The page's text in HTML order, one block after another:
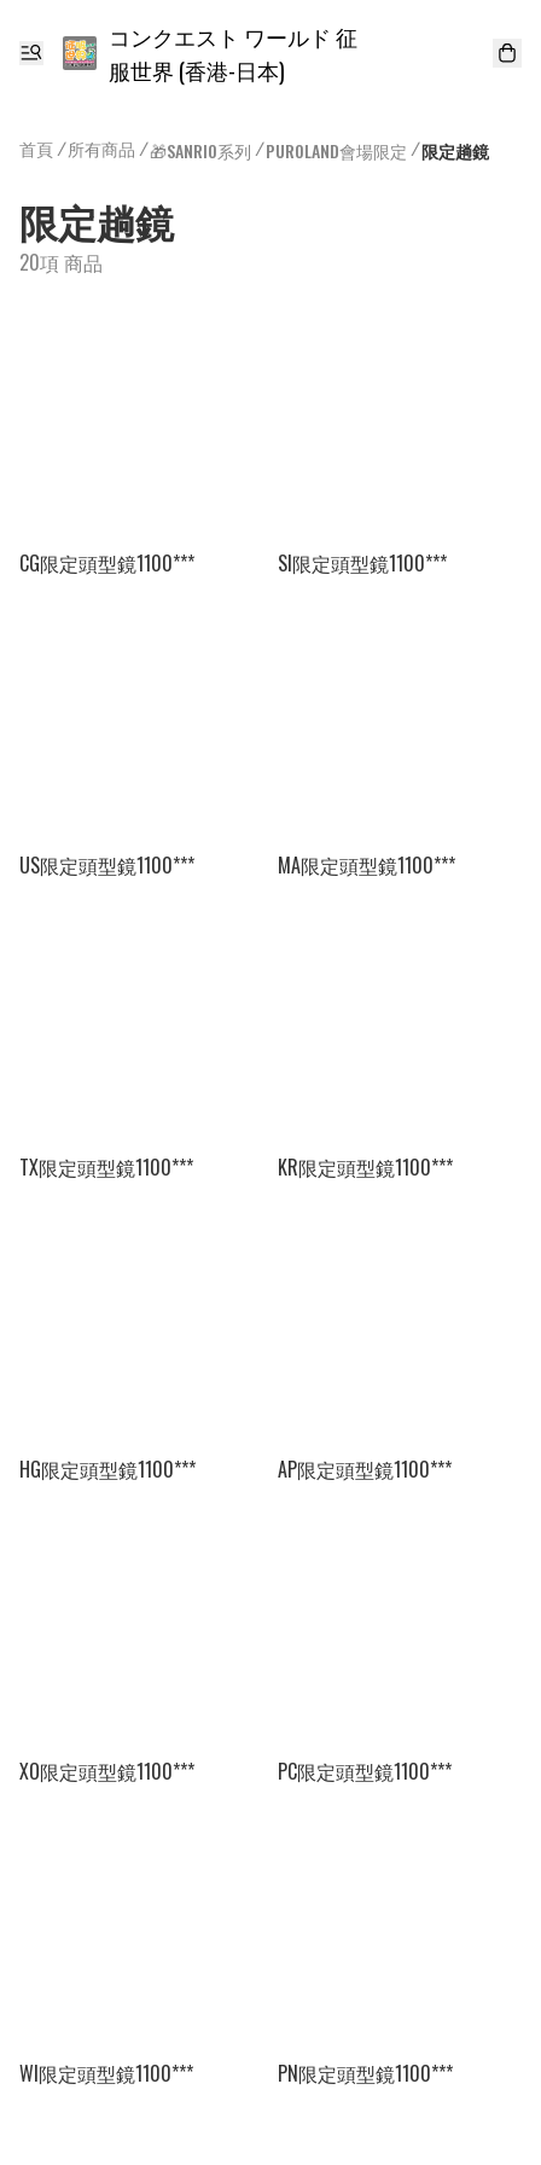
コンクエスト ワールド 征
服世界 (香港-日本)
首頁/所有商品 /🎁SANRIO系列 /PUROLAND會場限定 /限定趟鏡
限定趟鏡
20項 商品
CG限定頭型鏡1100*** SI限定頭型鏡1100***
US限定頭型鏡1100*** MA限定頭型鏡1100***
TX限定頭型鏡1100*** KR限定頭型鏡1100***
HG限定頭型鏡1100*** AP限定頭型鏡1100***
XO限定頭型鏡1100*** PC限定頭型鏡1100***
WI限定頭型鏡1100*** PN限定頭型鏡1100***